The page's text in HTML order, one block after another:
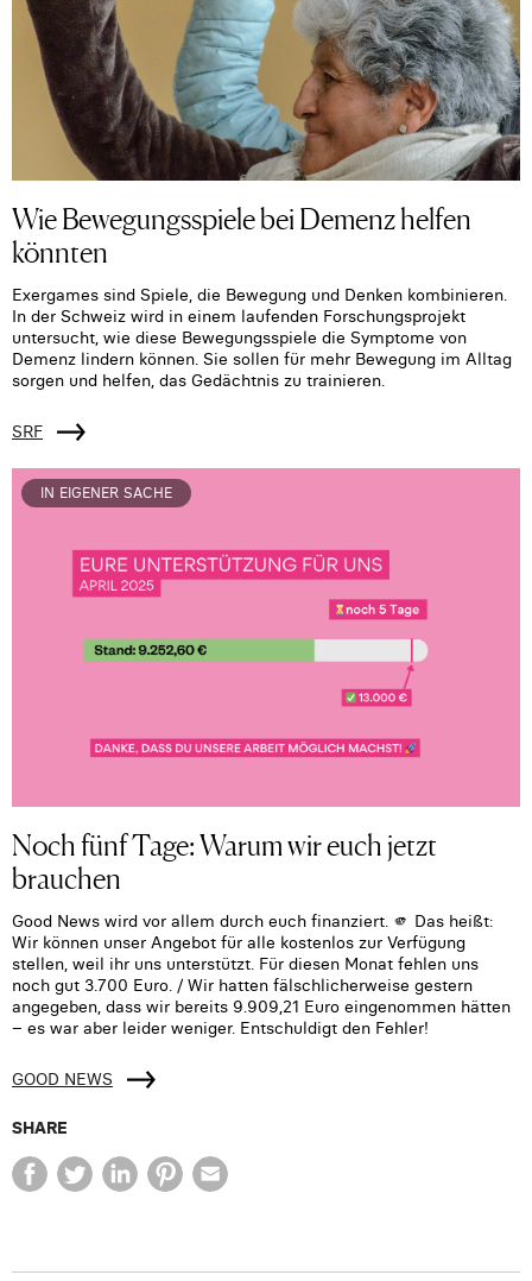
Wie Bewegungsspiele bei Demenz helfen
könnten
Exergames sind Spiele, die Bewegung und Denken kombinieren.
In der Schweiz wird in einem laufenden Forschungsprojekt
untersucht, wie diese Bewegungsspiele die Symptome von
Demenz lindern können. Sie sollen für mehr Bewegung im Alltag
sorgen und helfen, das Gedächtnis zu trainieren.
SRF
IN EIGENER SACHE
Noch fünf Tage: Warum wir euch jetzt
brauchen
Good News wird vor allem durch euch finanziert. 🫵 Das heißt:
Wir können unser Angebot für alle kostenlos zur Verfügung
stellen, weil ihr uns unterstützt. Für diesen Monat fehlen uns
noch gut 3.700 Euro. / Wir hatten fälschlicherweise gestern
angegeben, dass wir bereits 9.909,21 Euro eingenommen hätten
– es war aber leider weniger. Entschuldigt den Fehler!
GOOD NEWS
SHARE